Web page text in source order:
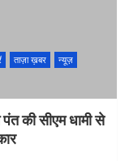
ताज़ा ख़बर
न्यूज़
की सीएम धामी से